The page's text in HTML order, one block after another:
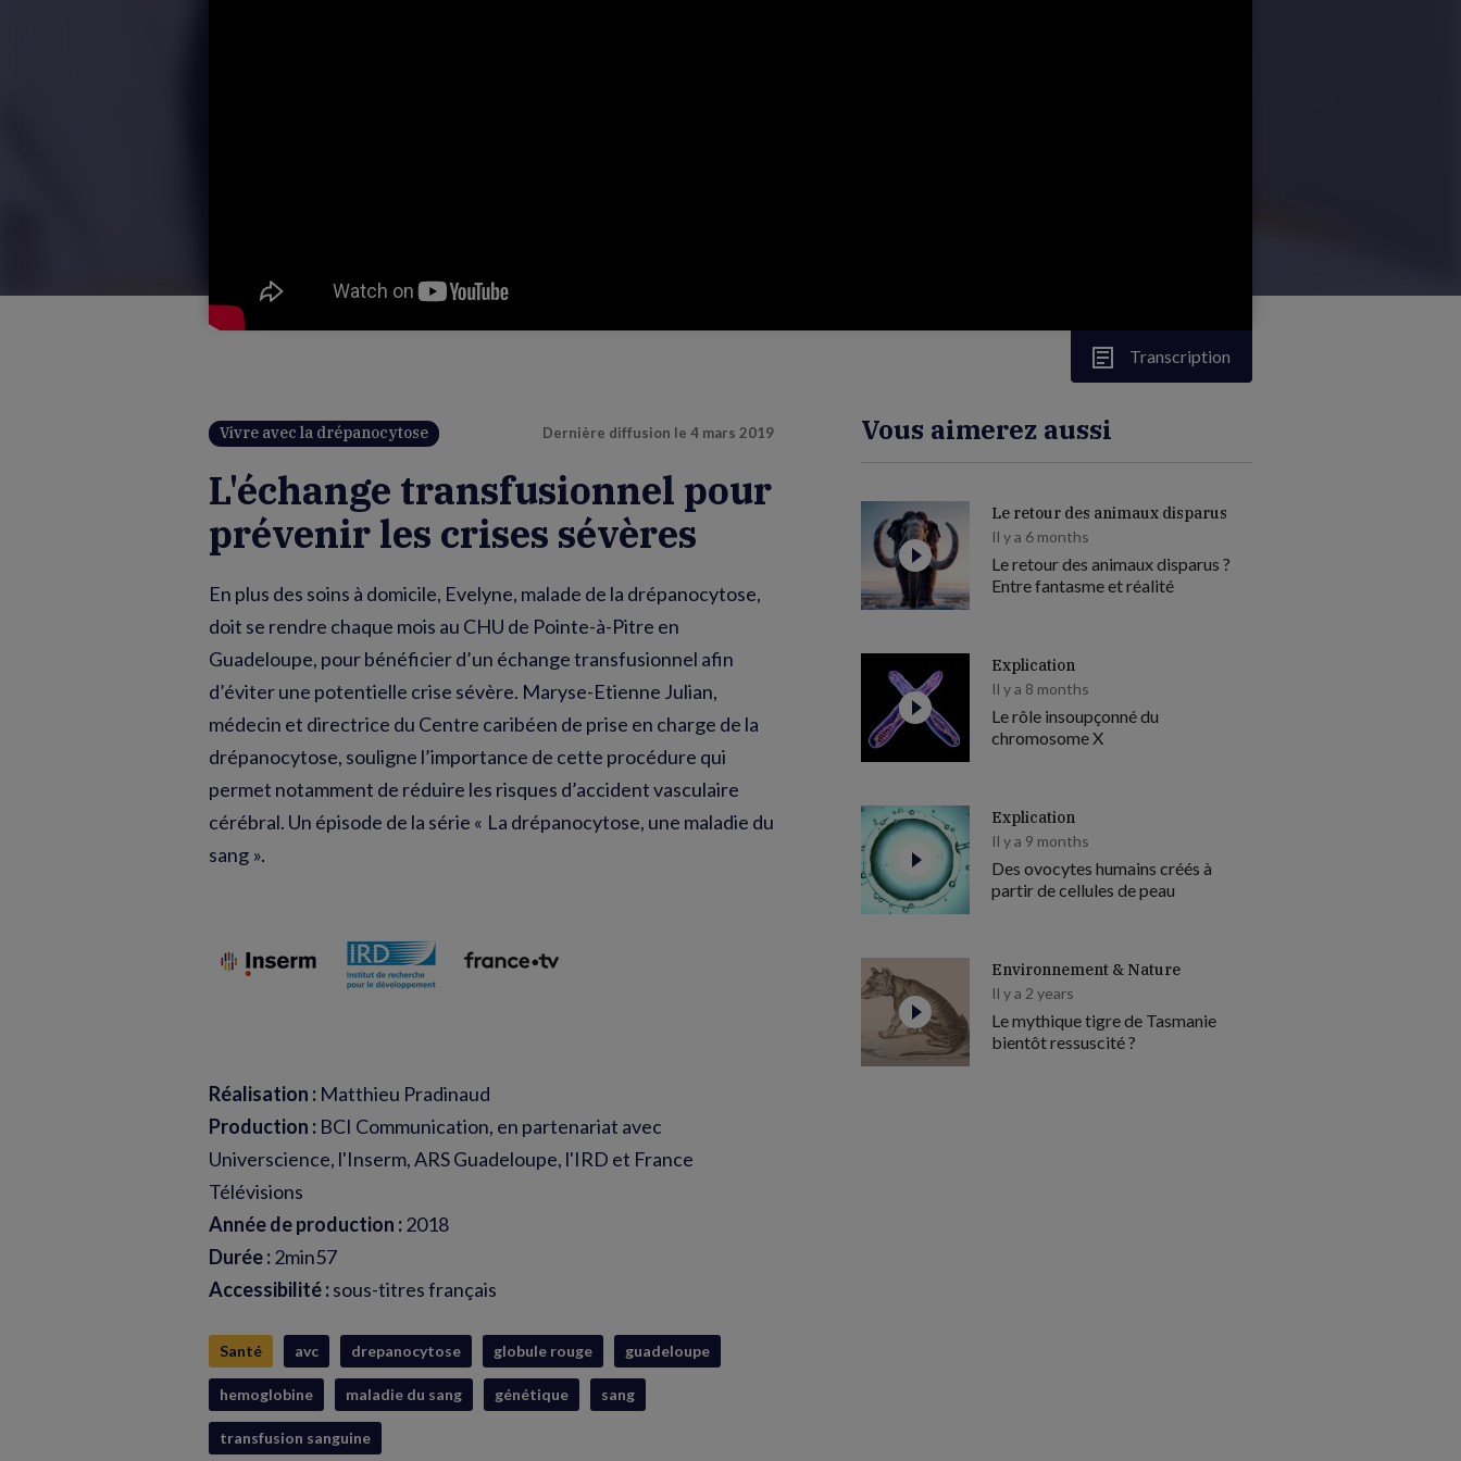
Transcription
Vivre avec la drépanocytose Dernière diffusion le 4 mars 2019
L'échange transfusionnel pour
prévenir les crises sévères
En plus des soins à domicile, Evelyne, malade de la drépanocytose,
doit se rendre chaque mois au CHU de Pointe-à-Pitre en
Guadeloupe, pour bénéficier d’un échange transfusionnel afin
d’éviter une potentielle crise sévère. Maryse-Etienne Julian,
médecin et directrice du Centre caribéen de prise en charge de la
drépanocytose, souligne l’importance de cette procédure qui
permet notamment de réduire les risques d’accident vasculaire
cérébral. Un épisode de la série « La drépanocytose, une maladie du
sang ».
Réalisation : Matthieu Pradinaud
Production : BCI Communication, en partenariat avec
Universcience, l'Inserm, ARS Guadeloupe, l'IRD et France
Télévisions
Année de production :2018
Durée :2min57
Accessibilité :sous-titres français
Santé avc drepanocytose globule rouge guadeloupe
hemoglobine maladie du sang génétique sang
transfusion sanguine
Vous aimerez aussi
Le retour des animaux disparus
Il y a 6 months
Le retour des animaux disparus ?
Entre fantasme et réalité
Explication
Il y a 8 months
Le rôle insoupçonné du
chromosome X
Explication
Il y a 9 months
Des ovocytes humains créés à
partir de cellules de peau
Environnement & Nature
Il y a 2 years
Le mythique tigre de Tasmanie
bientôt ressuscité ?